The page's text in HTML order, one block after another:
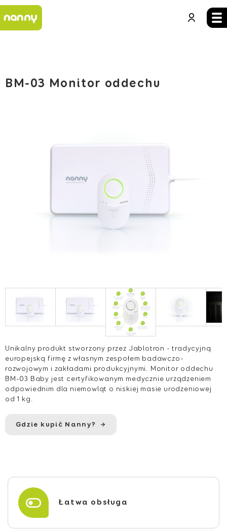
BM-03 Monitor oddechu
Unikalny produkt stworzony przez Jablotron - tradycyjną
europejską firmę z własnym zespołem badawczo-
rozwojowym i zakładami produkcyjnymi. Monitor oddechu
BM-03 Baby jest certyfikowanym medycznie urządzeniem
odpowiednim dla niemowląt o niskiej masie urodzeniowej
od 1 kg.
Gdzie kupić Nanny?
Łatwa obsługa